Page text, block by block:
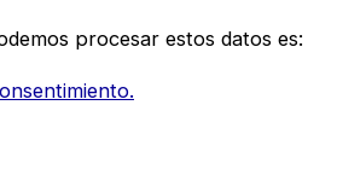
procesar estos datos es: